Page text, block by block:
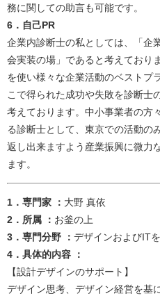
務に関しての助言も可能です。​​
6．自己PR
企業内診断士の私としては、「企
会実装の場」であると考えており
を使い様々な企業活動のベストプ
こで得られた成功や失敗を診断士
考えております。中小事業者の方
る診断士として、東京での活動の
返し出来ますよう産業振興に微力
ます。​​​
​​​​​1．専門家 ： 大野 真依​
2．所属 ： お釜の上​
3．専門分野 ： デザインおよびIT
4．具体的内容 ：
【設計デザインのサポート】
デザイン思考、デザイン経営を基